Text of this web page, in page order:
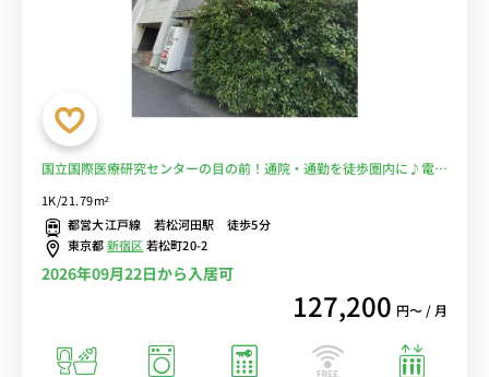
国立国際医療研究センターの目の前！通院・通勤を徒歩圏内に♪電車
1K/21.79m²
都営大江戸線 若松河田駅 徒歩5分
東京都新宿区若松町20-2
2026年09月22日から入居可
127,200 円〜 / 月